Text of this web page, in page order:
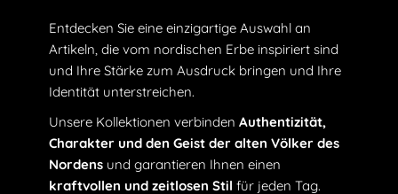
Entdecken Sie eine einzigartige Auswahl an
Artikeln, die vom nordischen Erbe inspiriert sind
und Ihre Stärke zum Ausdruck bringen und Ihre
Identität unterstreichen.
Unsere Kollektionen verbinden Authentizität,
Charakter und den Geist der alten Völker des
Nordens und garantieren Ihnen einen
kraftvollen und zeitlosen Stil für jeden Tag.